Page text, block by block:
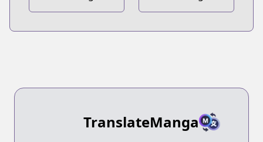
Soushuuhen
Bangai-hen
TranslateManga